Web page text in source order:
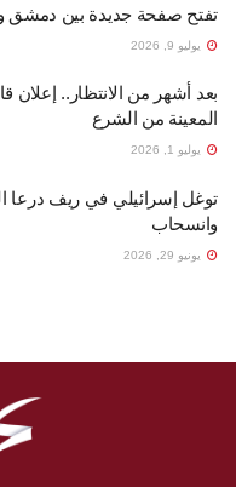
تفتح صفحة جديدة بين دمشق
يوليو 9, 2026
بعد أشهر من الانتظار..
المعينة من الشرع
يوليو 1, 2026
توغل إسرائيلي في ريف درعا
وانسحاب
يونيو 29, 2026